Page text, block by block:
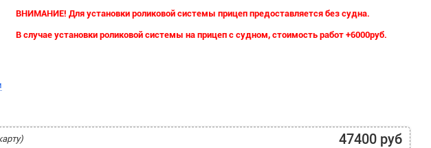
ВНИМАНИЕ! Для установки роликовой системы прицеп предоставляется без судна.
В случае установки роликовой системы на прицеп с судном, стоимость работ +6000руб.
47400 руб